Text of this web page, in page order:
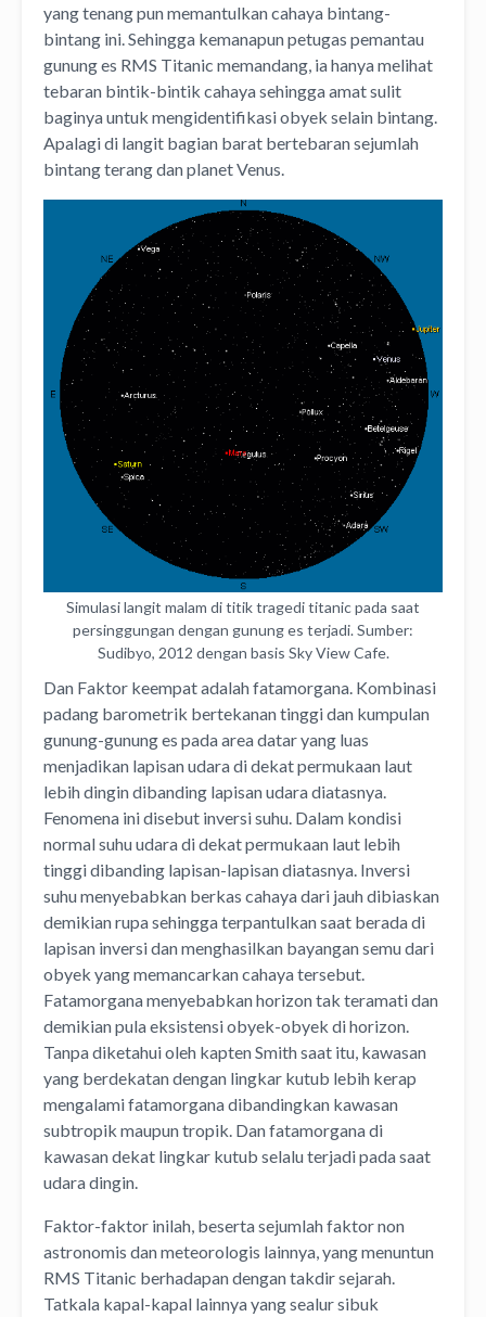
yang tenang pun memantulkan cahaya bintang-
bintang ini. Sehingga kemanapun petugas pemantau
gunung es RMS Titanic memandang, ia hanya melihat
tebaran bintik-bintik cahaya sehingga amat sulit
baginya untuk mengidentifikasi obyek selain bintang.
Apalagi di langit bagian barat bertebaran sejumlah
bintang terang dan planet Venus.
Simulasi langit malam di titik tragedi titanic pada saat
persinggungan dengan gunung es terjadi. Sumber:
Sudibyo, 2012 dengan basis Sky View Cafe.
Dan Faktor keempat adalah fatamorgana. Kombinasi
padang barometrik bertekanan tinggi dan kumpulan
gunung-gunung es pada area datar yang luas
menjadikan lapisan udara di dekat permukaan laut
lebih dingin dibanding lapisan udara diatasnya.
Fenomena ini disebut inversi suhu. Dalam kondisi
normal suhu udara di dekat permukaan laut lebih
tinggi dibanding lapisan-lapisan diatasnya. Inversi
suhu menyebabkan berkas cahaya dari jauh dibiaskan
demikian rupa sehingga terpantulkan saat berada di
lapisan inversi dan menghasilkan bayangan semu dari
obyek yang memancarkan cahaya tersebut.
Fatamorgana menyebabkan horizon tak teramati dan
demikian pula eksistensi obyek-obyek di horizon.
Tanpa diketahui oleh kapten Smith saat itu, kawasan
yang berdekatan dengan lingkar kutub lebih kerap
mengalami fatamorgana dibandingkan kawasan
subtropik maupun tropik. Dan fatamorgana di
kawasan dekat lingkar kutub selalu terjadi pada saat
udara dingin.
Faktor-faktor inilah, beserta sejumlah faktor non
astronomis dan meteorologis lainnya, yang menuntun
RMS Titanic berhadapan dengan takdir sejarah.
Tatkala kapal-kapal lainnya yang sealur sibuk